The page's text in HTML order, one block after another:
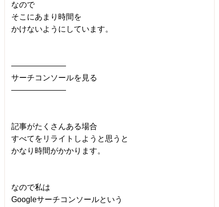
なので
そこにあまり時間を
かけないようにしています。
―――――――
サーチコンソールを見る
―――――――
記事がたくさんある場合
すべてをリライトしようと思うと
かなり時間がかかります。
なので私は
Googleサーチコンソールという